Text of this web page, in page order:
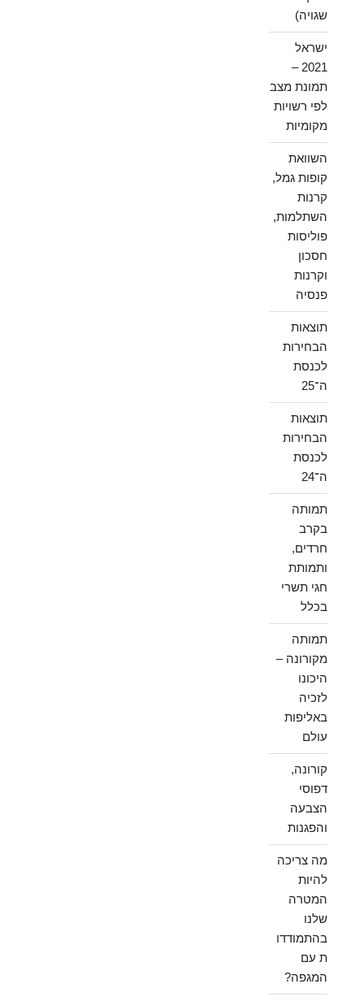
שגויה)
ישראל
2021 –
תמונת מצב
לפי רשויות
מקומיות
השוואת
קופות גמל,
קרנות
השתלמות,
פוליסות
חסכון
וקרנות
פנסיה
תוצאות
הבחירות
לכנסת
ה־25
תוצאות
הבחירות
לכנסת
ה־24
תמותה
בקרב
חרדים,
ותמותת
חגי תשרי
בכלל
תמותה
מקורונה –
היכונו
לזכיה
באליפות
עולם
קורונה,
דפוסי
הצבעה
והפגנות
מה צריכה
להיות
המטרה
שלנו
בהתמודדו
ת עם
המגפה?